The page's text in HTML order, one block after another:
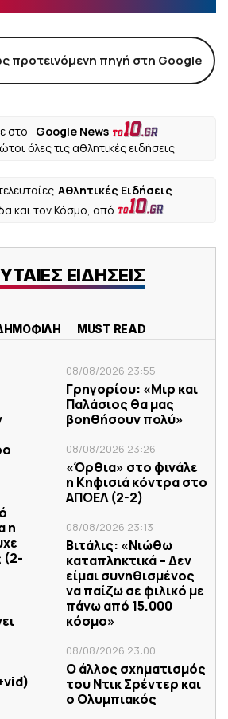
προτεινόμενη πηγή στη Google
στο
Google News
όλες τις αθλητικές ειδήσεις
Αθλητικές Ειδήσεις
και τον Κόσμο, από
ΕΙΔΗΣΕΙΣ
MUST READ
η
(2-
08/08/2026 23:55
Γρηγορίου: «Μιρ και
Παλάσιος θα μας
βοηθήσουν πολύ»
08/08/2026 23:26
«Όρθια» στο φινάλε
η Κηφισιά κόντρα στο
ΑΠΟΕΛ (2-2)
08/08/2026 23:13
Βιτάλις: «Νιώθω
καταπληκτικά – Δεν
είμαι συνηθισμένος
να παίζω σε φιλικό με
πάνω από 15.000
κόσμο»
08/08/2026 23:00
Ο άλλος σχηματισμός
του Ντικ Σρέντερ και
ο Ολυμπιακός